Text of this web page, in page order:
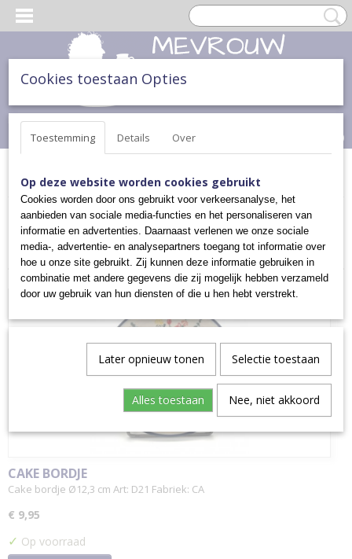
Inloggen Registreren
(0)
Home >THEE & TAART>CAKE BORDJE
Sorteer op:
CAKE BORDJE
Cake bordje Ø12,3 cm Art: D21 Fabriek: CA
€ 9,95
✓ Op voorraad
Cookies toestaan Opties
Toestemming Details Over
Op deze website worden cookies gebruikt
Cookies worden door ons gebruikt voor verkeersanalyse, het
aanbieden van sociale media-functies en het personaliseren van
informatie en advertenties. Daarnaast verlenen we onze sociale
media-, advertentie- en analysepartners toegang tot informatie over
hoe u onze site gebruikt. Zij kunnen deze informatie gebruiken in
combinatie met andere gegevens die zij mogelijk hebben verzameld
door uw gebruik van hun diensten of die u hen hebt verstrekt.
Later opnieuw tonen Selectie toestaan
Alles toestaan Nee, niet akkoord